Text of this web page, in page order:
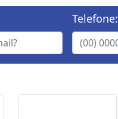
Telefone: